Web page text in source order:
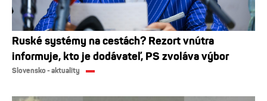
Ruské systémy na cestách? Rezort vnútra
informuje, kto je dodávateľ, PS zvoláva výbor
Slovensko - aktuality